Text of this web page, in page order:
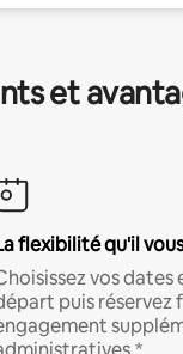
et
flexibilité qu'il
vos
puis réservez